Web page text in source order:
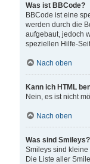
Was ist BBCode?
BBCode ist eine
werden durch die
aufgebaut, jedoch
speziellen Hilfe-
Nach oben
Kann ich HTML
Nein, es ist nicht
Nach oben
Was sind Smileys?
Smileys sind kleine
Die Liste aller